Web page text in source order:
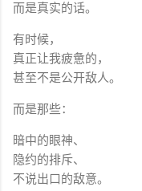
而是真实的话。
有时候，
真正让我疲惫的，
甚至不是公开敌人。
而是那些：
暗中的眼神、
隐约的排斥、
不说出口的敌意。